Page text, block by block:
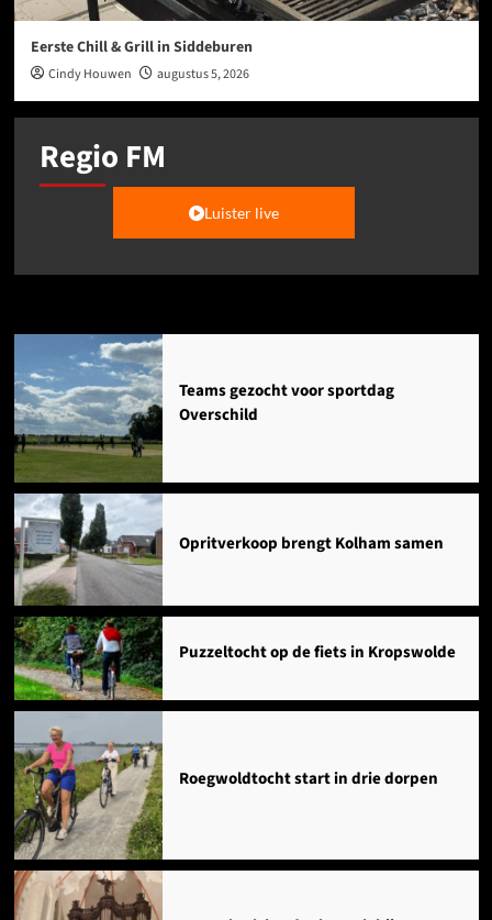
Eerste Chill & Grill in Siddeburen
Cindy Houwen augustus 5, 2026
Regio FM
Luister live
Agenda
Teams gezocht voor sportdag
Overschild
Opritverkoop brengt Kolham samen
Puzzeltocht op de fiets in Kropswolde
Roegwoldtocht start in drie dorpen